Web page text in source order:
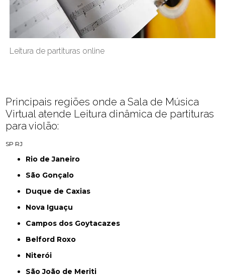
Leitura de partituras online
Principais regiões onde a Sala de Música
Virtual atende Leitura dinâmica de partituras
para violão:
SP RJ
Rio de Janeiro
São Gonçalo
Duque de Caxias
Nova Iguaçu
Campos dos Goytacazes
Belford Roxo
Niterói
São João de Meriti